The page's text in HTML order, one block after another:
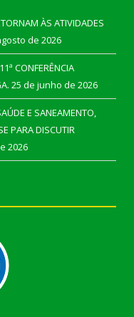
ÀS ATIVIDADES
de 2026
CONFERÊNCIA
25 de junho de 2026
E SANEAMENTO,
PARA DISCUTIR
2026